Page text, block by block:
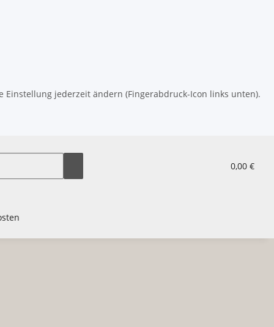
Einstellung jederzeit ändern (Fingerabdruck-Icon links unten).
0,00 €